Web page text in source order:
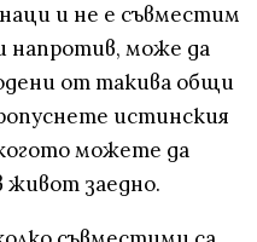
и не е съвместим
напротив, може да
от такива общи
истинския
можете да
заедно.